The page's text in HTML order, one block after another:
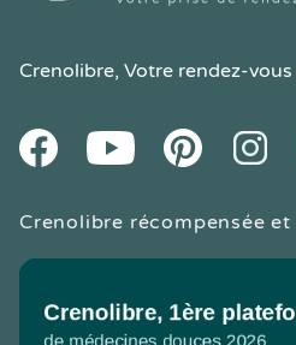
Crenolibre, Votre rendez-
FacebookYoutube Pintereset
Crenolibre récompensée